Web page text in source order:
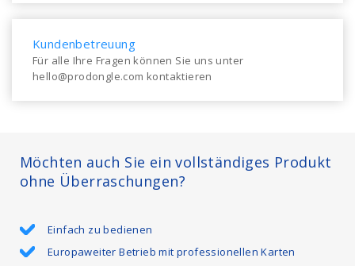
Kundenbetreuung
Für alle Ihre Fragen können Sie uns unter
hello@prodongle.com kontaktieren
Möchten auch Sie ein vollständiges Produkt
ohne Überraschungen?
Einfach zu bedienen
Europaweiter Betrieb mit professionellen Karten